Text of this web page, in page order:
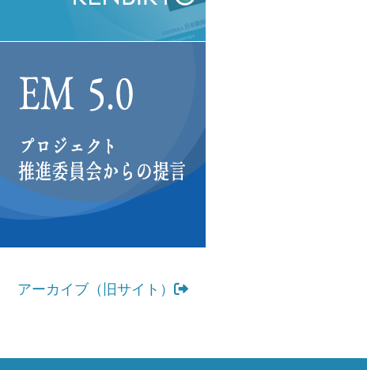
アーカイブ（旧サイト）